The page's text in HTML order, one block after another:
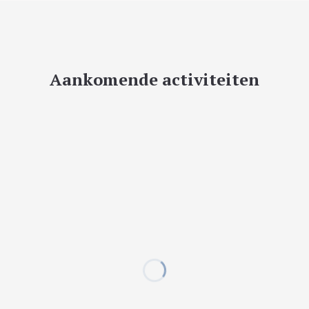
Aankomende activiteiten